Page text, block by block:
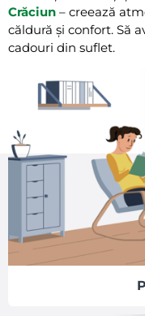
Crăciun – creează
căldură și confort. Să
cadouri din suflet.